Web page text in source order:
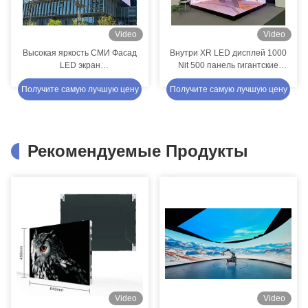
Video
Высокая яркость СМИ Фасад
LED экран
водонепроницаемая
светодиодная видеостенка с
чипом Nationstar
Получите самую лучшую цену
Video
Внутри XR LED дисплей 1000
Nit 500 панель гигантские
экраны для аренды
оборудования для вечеринок
Получите самую лучшую цену
Рекомендуемые Продукты
Video
Video